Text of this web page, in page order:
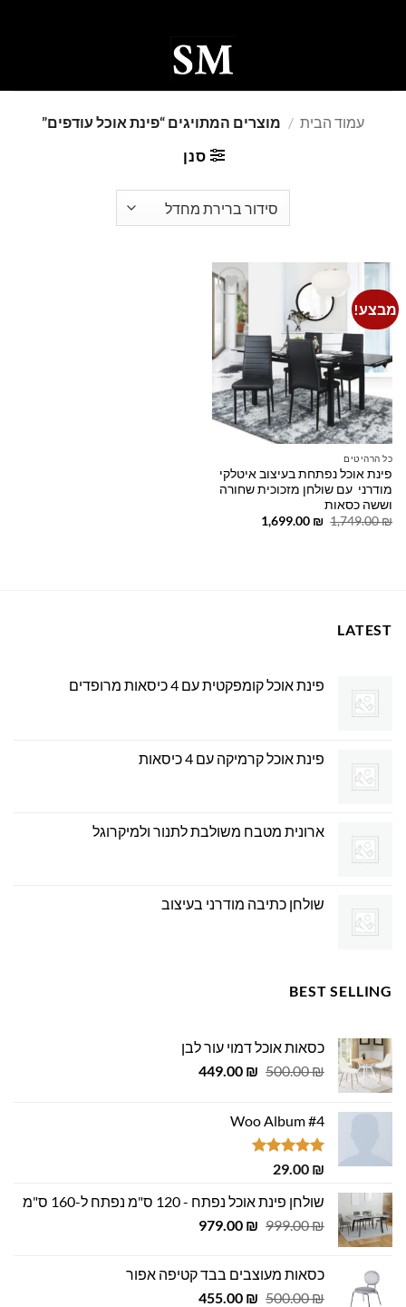
עמוד הבית / מוצרים המתויגים “פינת אוכל עודפים”
סנן
מבצע!
Add to
wishlist
כל הרהיטים
פינת אוכל נפתחת בעיצוב איטלקי
מודרני עם שולחן מזכוכית שחורה
וששה כסאות
1,749.00₪
המחיר
1,699.00 ₪
המחיר
LATEST
פינת אוכל קומפקטית עם 4 כיסאות מרופדים
פינת אוכל קרמיקה עם 4 כיסאות
ארונית מטבח משולבת לתנור ולמיקרוגל
שולחן כתיבה מודרני בעיצוב
BEST SELLING
כסאות אוכל דמוי עור לבן
500.00₪
המחיר
500.00 ₪.
449.00 ₪
המחיר
Woo Album #4
דורג5.00
29.00 ₪
שולחן פינת אוכל נפתח - 120 ס"מ נפתח ל-160 ס"מ
999.00₪
המחיר
999.00 ₪.
979.00 ₪
המחיר
979.00 ₪.
כסאות מעוצבים בבד קטיפה אפור
500.00₪
המחיר
455.00 ₪
המחיר